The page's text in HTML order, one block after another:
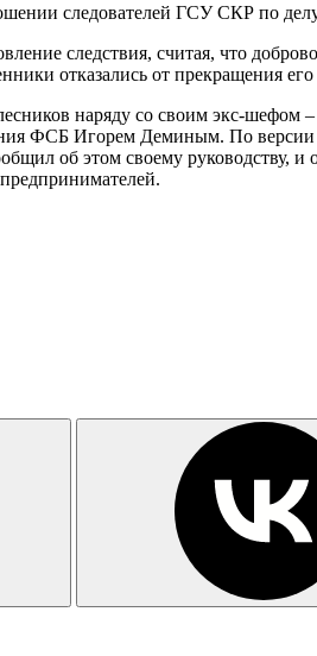
следователей ГСУ СКР по
следствия, считая, что
отказались от прекращения
наряду со своим экс-шефом
ФСБ Игорем Деминым. По версии
об этом своему руководству,